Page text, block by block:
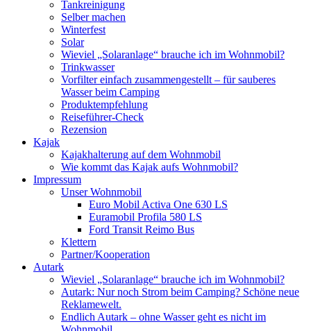
Tankreinigung
Selber machen
Winterfest
Solar
Wieviel „Solaranlage“ brauche ich im Wohnmobil?
Trinkwasser
Vorfilter einfach zusammengestellt – für sauberes
Wasser beim Camping
Produktempfehlung
Reiseführer-Check
Rezension
Kajak
Kajakhalterung auf dem Wohnmobil
Wie kommt das Kajak aufs Wohnmobil?
Impressum
Unser Wohnmobil
Euro Mobil Activa One 630 LS
Euramobil Profila 580 LS
Ford Transit Reimo Bus
Klettern
Partner/Kooperation
Autark
Wieviel „Solaranlage“ brauche ich im Wohnmobil?
Autark: Nur noch Strom beim Camping? Schöne neue
Reklamewelt.
Endlich Autark – ohne Wasser geht es nicht im